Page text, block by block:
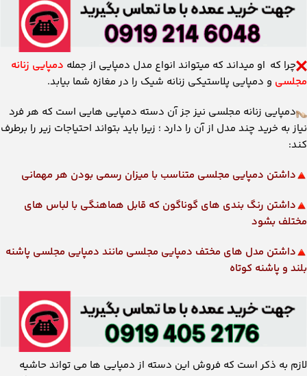
چرا که او میداند که میتواند انواع مدل دمپایی از جمله دمپایی زنانه
مجلسی و دمپایی پلاستیکی زنانه شیک را در مغازه شما بیابد.
دمپایی زنانه مجلسی نیز جز آن دسته دمپایی هایی است که هر فرد
نیاز به خرید چند مدل از آن را دارد ؛ زیرا باید بتواند احتیاجات زیر را برطرف
کند:
داشتن دمپایی مجلسی متناسب با میزان رسمی بودن هر مهمانی
داشتن رنگ بندی های گوناگون که قابل هماهنگی با لباس های
مختلف بشود
داشتن مدل های مختف دمپایی مجلسی مانند دمپایی مجلسی پاشنه
بلند و پاشنه کوتاه
لازم به ذکر است که فروش این دسته از دمپایی ها می تواند حاشیه